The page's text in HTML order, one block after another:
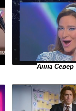
Анна Север